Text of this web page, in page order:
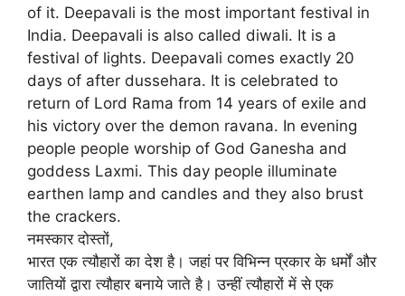
of it. Deepavali is the most important festival in
India. Deepavali is also called diwali. It is a
festival of lights. Deepavali comes exactly 20
days of after dussehara. It is celebrated to
return of Lord Rama from 14 years of exile and
his victory over the demon ravana. In evening
people people worship of God Ganesha and
goddess Laxmi. This day people illuminate
earthen lamp and candles and they also brust
the crackers.
नमस्कार दोस्तों,
भारत एक त्यौहारों का देश है। जहां पर विभिन्न प्रकार के धर्मों और
जातियों द्वारा त्यौहार बनाये जाते है। उन्हीं त्यौहारों में से एक